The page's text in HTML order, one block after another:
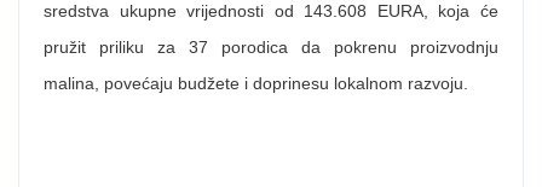
sredstva ukupne vrijednosti od 143.608 EURA, koja će
pružit priliku za 37 porodica da pokrenu proizvodnju
malina, povećaju budžete i doprinesu lokalnom razvoju.